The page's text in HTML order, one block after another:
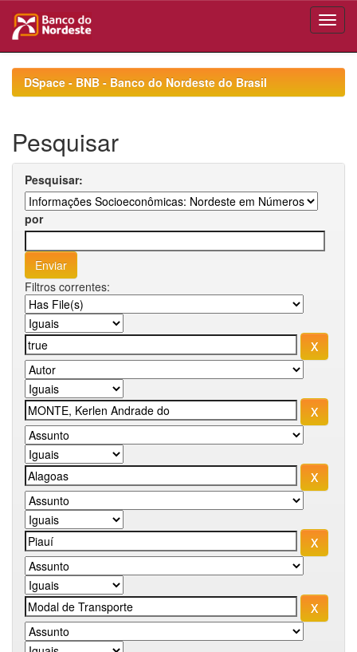
navigationDSpace - BNB - Banco do Nordeste do Brasil
Pesquisar
Pesquisar:
por
Filtros correntes: